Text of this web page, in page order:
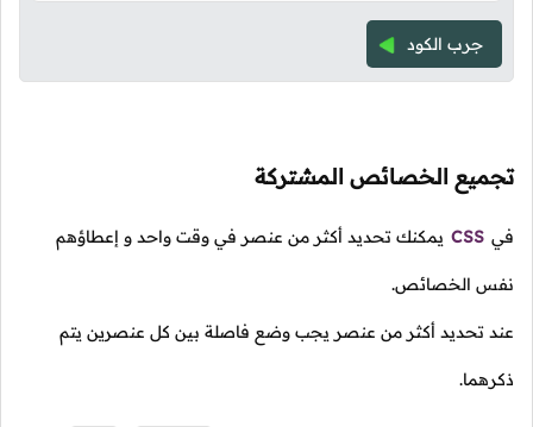
جرب الكود
تجميع الخصائص المشتركة
في CSS يمكنك تحديد أكثر من عنصر في وقت واحد و إعطاؤهم
نفس الخصائص.
عند تحديد أكثر من عنصر يجب وضع فاصلة بين كل عنصرين يتم
ذكرهما.